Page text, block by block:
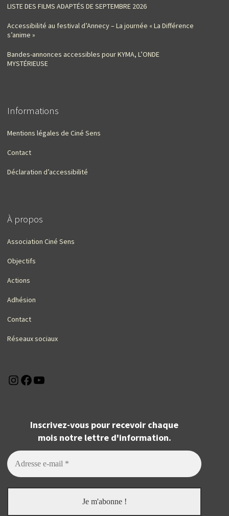
LISTE DES FILMS ADAPTÉS DE SEPTEMBRE 2026
Accessibilité au festival d’Annecy – La journée « La Différence
s’anime »
Bandes-annonces accessibles pour KYMA, L’ONDE
MYSTÉRIEUSE
Informations
Mentions légales de Ciné Sens
Contact
Déclaration d’accessibilité
À propos
Association Ciné Sens
Objectifs
Actions
Adhésion
Contact
Réseaux sociaux
Instagram
Facebook
Inscrivez-vous pour recevoir chaque
mois notre lettre d'information.